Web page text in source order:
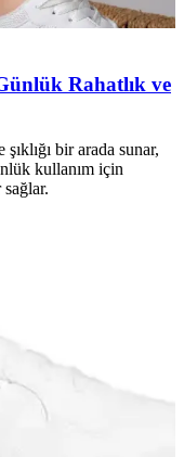
Rahatlık ve
bir arada sunar,
kullanım için